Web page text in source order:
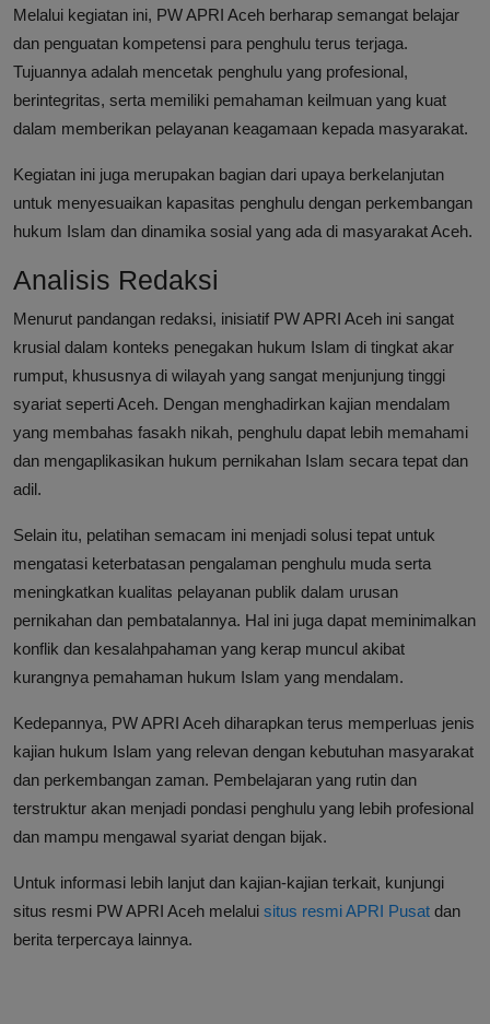
Melalui kegiatan ini, PW APRI Aceh berharap semangat belajar
dan penguatan kompetensi para penghulu terus terjaga.
Tujuannya adalah mencetak penghulu yang profesional,
berintegritas, serta memiliki pemahaman keilmuan yang kuat
dalam memberikan pelayanan keagamaan kepada masyarakat.
Kegiatan ini juga merupakan bagian dari upaya berkelanjutan
untuk menyesuaikan kapasitas penghulu dengan perkembangan
hukum Islam dan dinamika sosial yang ada di masyarakat Aceh.
Analisis Redaksi
Menurut pandangan redaksi, inisiatif PW APRI Aceh ini sangat
krusial dalam konteks penegakan hukum Islam di tingkat akar
rumput, khususnya di wilayah yang sangat menjunjung tinggi
syariat seperti Aceh. Dengan menghadirkan kajian mendalam
yang membahas fasakh nikah, penghulu dapat lebih memahami
dan mengaplikasikan hukum pernikahan Islam secara tepat dan
adil.
Selain itu, pelatihan semacam ini menjadi solusi tepat untuk
mengatasi keterbatasan pengalaman penghulu muda serta
meningkatkan kualitas pelayanan publik dalam urusan
pernikahan dan pembatalannya. Hal ini juga dapat meminimalkan
konflik dan kesalahpahaman yang kerap muncul akibat
kurangnya pemahaman hukum Islam yang mendalam.
Kedepannya, PW APRI Aceh diharapkan terus memperluas jenis
kajian hukum Islam yang relevan dengan kebutuhan masyarakat
dan perkembangan zaman. Pembelajaran yang rutin dan
terstruktur akan menjadi pondasi penghulu yang lebih profesional
dan mampu mengawal syariat dengan bijak.
Untuk informasi lebih lanjut dan kajian-kajian terkait, kunjungi
situs resmi PW APRI Aceh melalui situs resmi APRI Pusat dan
berita terpercaya lainnya.